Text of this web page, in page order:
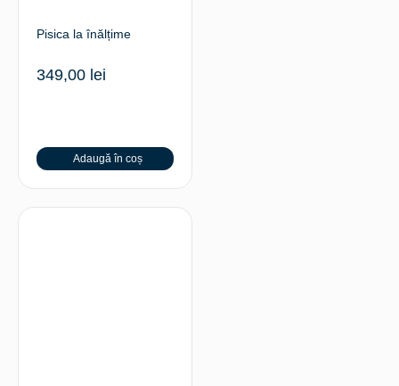
Pisica la înălțime
349,00 lei
Adaugă în coș